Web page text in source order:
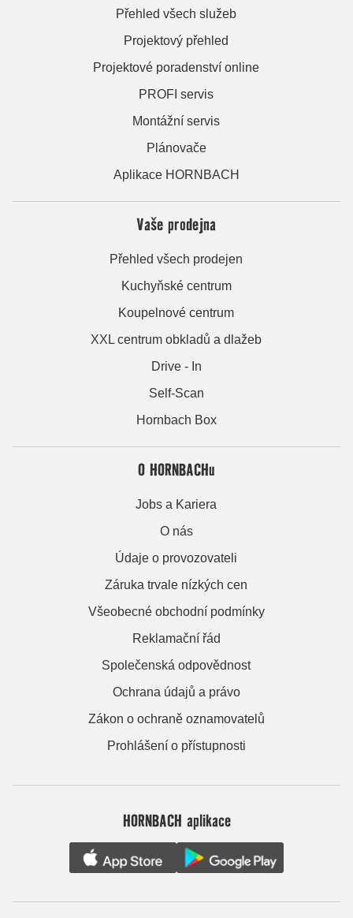
Přehled všech služeb
Projektový přehled
Projektové poradenství online
PROFI servis
Montážní servis
Plánovače
Aplikace HORNBACH
Vaše prodejna
Přehled všech prodejen
Kuchyňské centrum
Koupelnové centrum
XXL centrum obkladů a dlažeb
Drive - In
Self-Scan
Hornbach Box
O HORNBACHu
Jobs a Kariera
O nás
Údaje o provozovateli
Záruka trvale nízkých cen
Všeobecné obchodní podmínky
Reklamační řád
Společenská odpovědnost
Ochrana údajů a právo
Zákon o ochraně oznamovatelů
Prohlášení o přístupnosti
HORNBACH aplikace